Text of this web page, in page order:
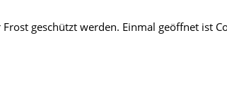
geschützt werden. Einmal geöffnet ist